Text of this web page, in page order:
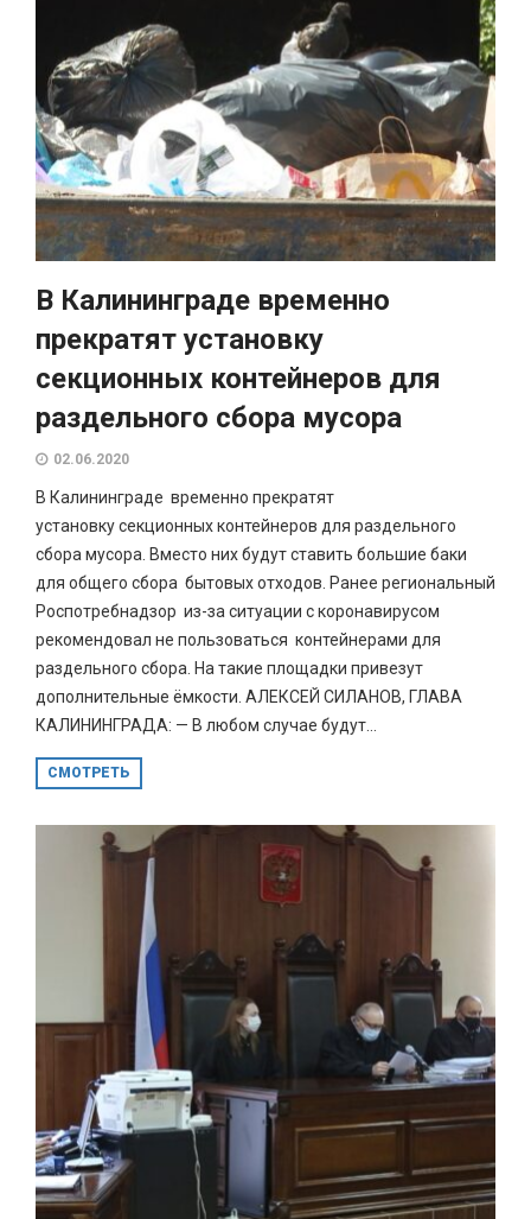
В Калининграде временно
прекратят установку
секционных контейнеров для
раздельного сбора мусора
02.06.2020
В Калининграде временно прекратят
установку секционных контейнеров для раздельного
сбора мусора. Вместо них будут ставить большие баки
для общего сбора бытовых отходов. Ранее региональный
Роспотребнадзор из-за ситуации с коронавирусом
рекомендовал не пользоваться контейнерами для
раздельного сбора. На такие площадки привезут
дополнительные ёмкости. АЛЕКСЕЙ СИЛАНОВ, ГЛАВА
КАЛИНИНГРАДА: — В любом случае будут...
СМОТРЕТЬ